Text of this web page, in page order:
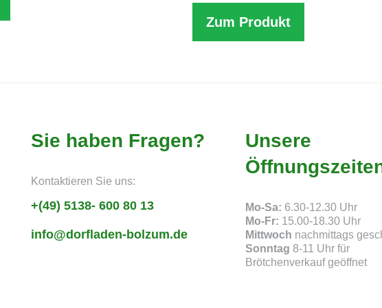
Zum Produkt
Sie haben Fragen?
Kontaktieren Sie uns:
+(49) 5138- 600 80 13
info@dorfladen-bolzum.de
Unsere
Mo-Sa: 6.30-12.30 Uhr
Mo-Fr: 15.00-18.30 Uhr
Mittwoch nachmittags
Sonntag 8-11 Uhr für
Brötchenverkauf geöffnet